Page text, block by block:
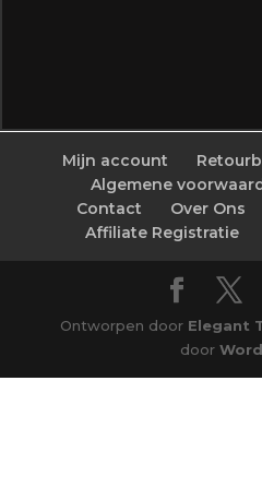
Mijn account
Algemene
Contact
Over Ons
Affiliate Registratie
Ontworpen door Elegant
door